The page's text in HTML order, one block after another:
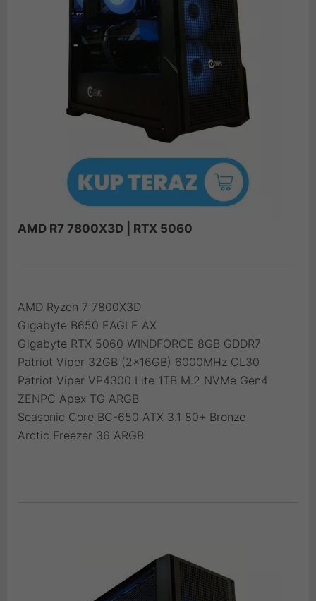
AMD R7 7800X3D | RTX 5060
AMD Ryzen 7 7800X3D
Gigabyte B650 EAGLE AX
Gigabyte RTX 5060 WINDFORCE 8GB GDDR7
Patriot Viper 32GB (2x16GB) 6000MHz CL30
Patriot Viper VP4300 Lite 1TB M.2 NVMe Gen4
ZENPC Apex TG ARGB
Seasonic Core BC-650 ATX 3.1 80+ Bronze
Arctic Freezer 36 ARGB